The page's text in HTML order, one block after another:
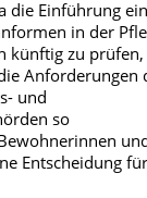
die Einführung
in der
künftig zu
Anforderungen
und
so
Entscheidung